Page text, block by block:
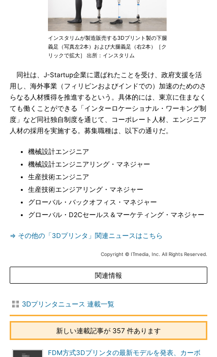
インスタリムが製造販売する3Dプリント製の下腿
義足（写真左2本）および大腿義足（右2本）［ク
リックで拡大］ 出所：インスタリム
同社は、J-Startup企業に選ばれたことを受け、政府支援を活
用し、海外事業（フィリピンおよびインドでの）加速のためのさ
らなる人材獲得を推進するという。具体的には、東京に住まなく
ても働くことができる「インターロケーショナル・ワーキング制
度」など同社独自制度を通じて、コーポレート人材、エンジニア
人材の採用を実施する。募集職種は、以下の通りだ。
機械設計エンジニア
機械設計エンジニアリング・マネジャー
生産技術エンジニア
生産技術エンジアリング・マネジャー
グローバル・バックオフィス・マネジャー
グローバル・D2Cセールス＆マーケティング・マネジャー
⇒ その他の「3Dプリンタ」関連ニュースはこちら
Copyright © ITmedia, Inc. All Rights Reserved.
関連情報
3Dプリンタニュース 連載一覧
新しい連載記事が 357 件あります
FDM方式3Dプリンタの最新モデルを発表、カーボ